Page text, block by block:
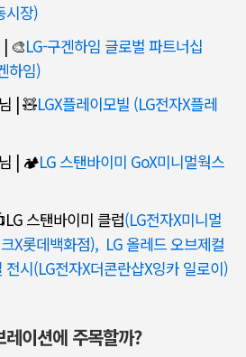
시장)
🎨LG-구겐하임 글로벌 파트너십
하임)
| 🧸LGX플레이모빌 (LG전자X플레
님 | 🏕️LG 스탠바이미 GoX미니멀웍스
스탠바이미 클럽(LG전자X미니멀
X롯데백화점), LG 올레드 오브제컬
시(LG전자X더콘란샵X잉카 일로이)
이션에 주목할까?